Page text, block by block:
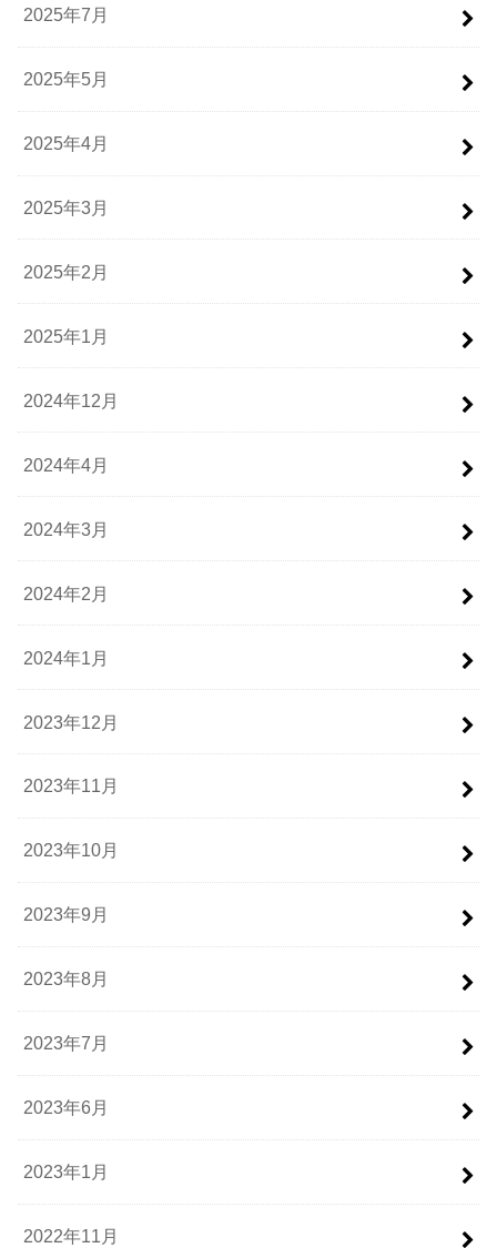
2025年7月
2025年5月
2025年4月
2025年3月
2025年2月
2025年1月
2024年12月
2024年4月
2024年3月
2024年2月
2024年1月
2023年12月
2023年11月
2023年10月
2023年9月
2023年8月
2023年7月
2023年6月
2023年1月
2022年11月